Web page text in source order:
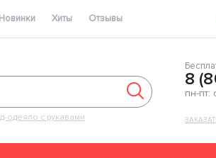
Новинки Хиты Отзывы
одеяло с рукавами
8
пн-пт: